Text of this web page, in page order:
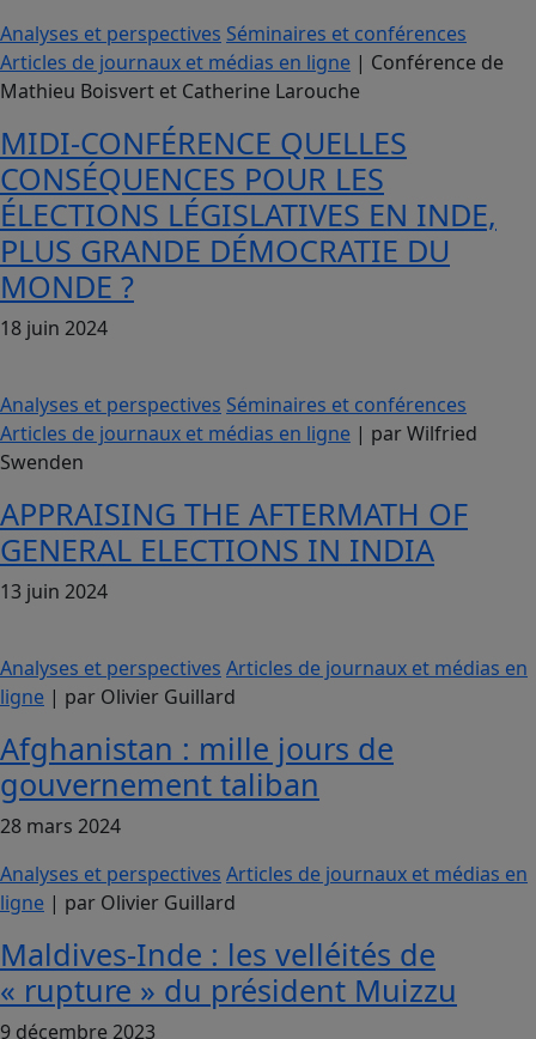
Analyses et perspectives Séminaires et conférences
Articles de journaux et médias en ligne | Conférence de
Mathieu Boisvert et Catherine Larouche
MIDI-CONFÉRENCE QUELLES
CONSÉQUENCES POUR LES
ÉLECTIONS LÉGISLATIVES EN INDE,
PLUS GRANDE DÉMOCRATIE DU
MONDE ?
18 juin 2024
Analyses et perspectives Séminaires et conférences
Articles de journaux et médias en ligne | par Wilfried
Swenden
APPRAISING THE AFTERMATH OF
GENERAL ELECTIONS IN INDIA
13 juin 2024
Analyses et perspectives Articles de journaux et médias en
ligne | par Olivier Guillard
Afghanistan : mille jours de
gouvernement taliban
28 mars 2024
Analyses et perspectives Articles de journaux et médias en
ligne | par Olivier Guillard
Maldives-Inde : les velléités de
« rupture » du président Muizzu
9 décembre 2023